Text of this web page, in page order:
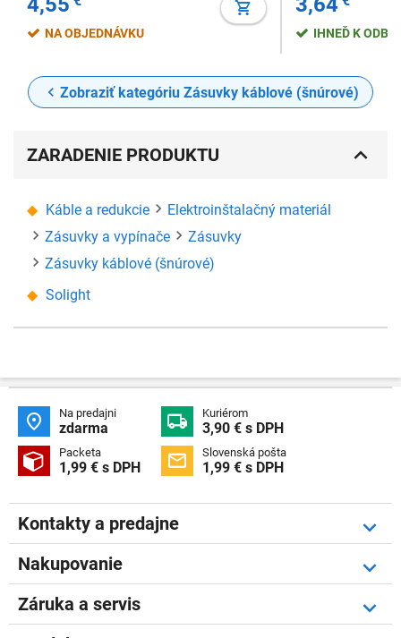
NA OBJEDNÁVKU IHNEĎ K
Zobraziť kategóriu Zásuvky káblové (šnúrové)
ZARADENIE PRODUKTU
Káble a redukcie
Elektroinštalačný materiál
Zásuvky a vypínače
Zásuvky
Zásuvky káblové (šnúrové)
Solight
 Na predajni
zdarma  Kuriérom
3,90 € s DPH
 Packeta
1,99 € s DPH  Slovenská pošta
1,99 € s DPH
Kontakty a predajne
Nakupovanie
Záruka a servis